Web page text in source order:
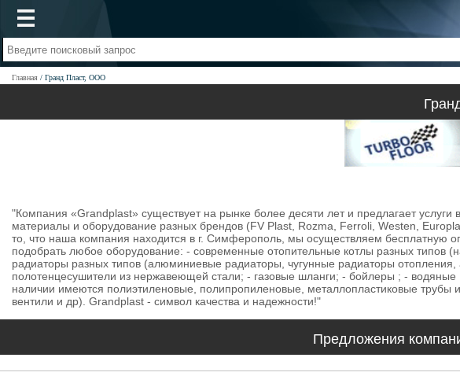
Главная Гранд Пласт, ООО
"Компания «Grandplast» существует на рынке более десяти лет и предлагает
материалы и оборудование разных брендов (FV Plast, Rozma, Ferroli, Westen,
то, что наша компания находится в г. Симферополь, мы осуществляем бесплатную
подобрать любое оборудование: - современные отопительные котлы разных типов
радиаторы разных типов (алюминиевые радиаторы, чугунные радиаторы
полотенцесушители из нержавеющей стали; - газовые шланги; - бойлеры ; -
наличии имеются полиэтиленовые, полипропиленовые, металлопластиковые
вентили и др). Grandplast - символ качества и надежности!"
Предложения